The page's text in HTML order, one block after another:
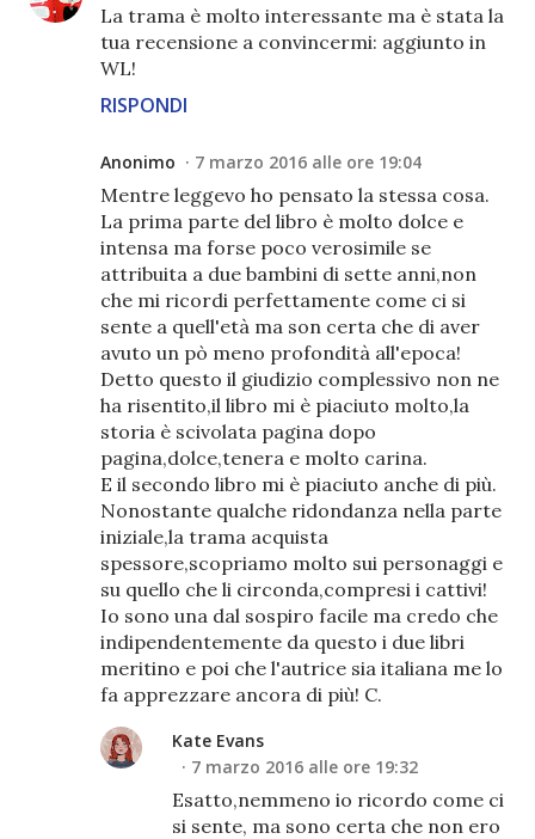
La trama è molto interessante ma è stata la
tua recensione a convincermi: aggiunto in
WL!
RISPONDI
Anonimo 7 marzo 2016 alle ore 19:04
Mentre leggevo ho pensato la stessa cosa.
La prima parte del libro è molto dolce e
intensa ma forse poco verosimile se
attribuita a due bambini di sette anni,non
che mi ricordi perfettamente come ci si
sente a quell'età ma son certa che di aver
avuto un pò meno profondità all'epoca!
Detto questo il giudizio complessivo non ne
ha risentito,il libro mi è piaciuto molto,la
storia è scivolata pagina dopo
pagina,dolce,tenera e molto carina.
E il secondo libro mi è piaciuto anche di più.
Nonostante qualche ridondanza nella parte
iniziale,la trama acquista
spessore,scopriamo molto sui personaggi e
su quello che li circonda,compresi i cattivi!
Io sono una dal sospiro facile ma credo che
indipendentemente da questo i due libri
meritino e poi che l'autrice sia italiana me lo
fa apprezzare ancora di più! C.
Kate Evans
7 marzo 2016 alle ore 19:32
Esatto,nemmeno io ricordo come ci
si sente, ma sono certa che non ero